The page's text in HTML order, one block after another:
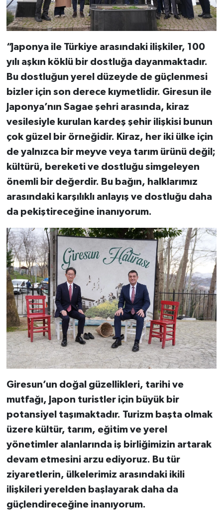
“Japonya ile Türkiye arasındaki ilişkiler, 100
yılı aşkın köklü bir dostluğa dayanmaktadır.
Bu dostluğun yerel düzeyde de güçlenmesi
bizler için son derece kıymetlidir. Giresun ile
Japonya’nın Sagae şehri arasında, kiraz
vesilesiyle kurulan kardeş şehir ilişkisi bunun
çok güzel bir örneğidir. Kiraz, her iki ülke için
de yalnızca bir meyve veya tarım ürünü değil;
kültürü, bereketi ve dostluğu simgeleyen
önemli bir değerdir. Bu bağın, halklarımız
arasındaki karşılıklı anlayış ve dostluğu daha
da pekiştireceğine inanıyorum.
Giresun’un doğal güzellikleri, tarihi ve
mutfağı, Japon turistler için büyük bir
potansiyel taşımaktadır. Turizm başta olmak
üzere kültür, tarım, eğitim ve yerel
yönetimler alanlarında iş birliğimizin artarak
devam etmesini arzu ediyoruz. Bu tür
ziyaretlerin, ülkelerimiz arasındaki ikili
ilişkileri yerelden başlayarak daha da
güçlendireceğine inanıyorum.